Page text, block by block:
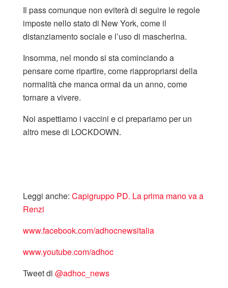
Il pass comunque non eviterà di seguire le regole
imposte nello stato di New York, come il
distanziamento sociale e l’uso di mascherina.
Insomma, nel mondo si sta cominciando a
pensare come ripartire, come riappropriarsi della
normalità che manca ormai da un anno, come
tornare a vivere.
Noi aspettiamo i vaccini e ci prepariamo per un
altro mese di LOCKDOWN.
Leggi anche: Capigruppo PD. La prima mano va a
Renzi
www.facebook.com/adhocnewsitalia
www.youtube.com/adhoc
Tweet di ‎@adhoc_news